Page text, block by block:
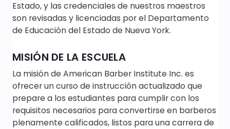
Estado, y las credenciales de nuestros maestros
son revisadas y licenciadas por el Departamento
de Educación del Estado de Nueva York.
MISIÓN DE LA ESCUELA
La misión de American Barber Institute Inc. es
ofrecer un curso de instrucción actualizado que
prepare a los estudiantes para cumplir con los
requisitos necesarios para convertirse en barberos
plenamente calificados, listos para una carrera de